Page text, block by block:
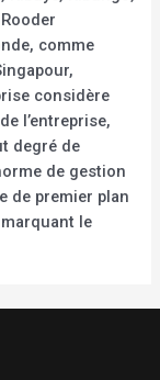
comme
considère
l’entreprise,
degré de
de gestion
de premier plan
le